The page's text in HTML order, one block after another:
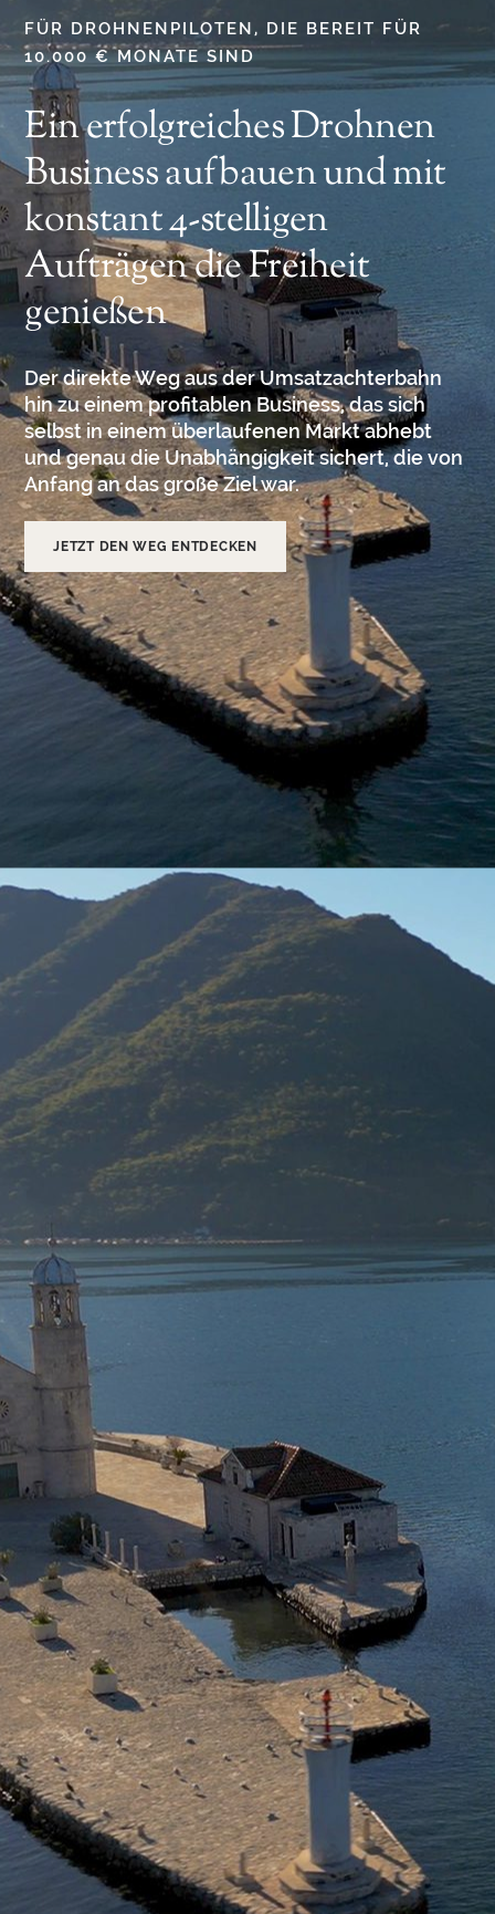
FÜR DROHNENPILOTEN, DIE BEREIT FÜR
10.000 € MONATE SIND
Ein erfolgreiches Drohnen
Business aufbauen und mit
konstant 4-stelligen
Aufträgen die Freiheit
genießen
Der direkte Weg aus der Umsatzachterbahn
hin zu einem profitablen Business, das sich
selbst in einem überlaufenen Markt abhebt
und genau die Unabhängigkeit sichert, die von
Anfang an das große Ziel war.
JETZT DEN WEG ENTDECKEN